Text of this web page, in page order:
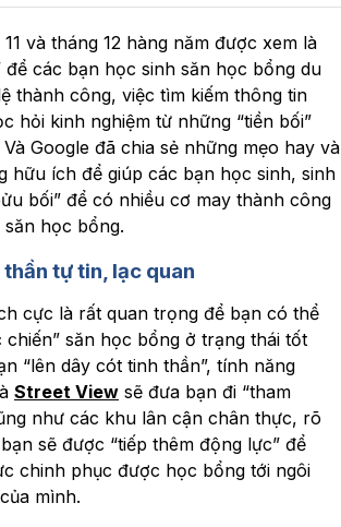
và tháng 12 hàng năm được xem là
để các bạn học sinh săn học bổng du
thành công, việc tìm kiếm thông tin
hỏi kinh nghiệm từ những “tiền bối”
Google đã chia sẻ những mẹo hay và
hữu ích để giúp các bạn học sinh, sinh
bối” để có nhiều cơ may thành công
học bổng.
tự tin, lạc quan
cực là rất quan trọng để bạn có thể
chiến” săn học bổng ở trạng thái tốt
“lên dây cót tinh thần”, tính năng
Street View sẽ đưa bạn đi “tham
như các khu lân cận chân thực, rõ
sẽ được “tiếp thêm động lực” để
chinh phục được học bổng tới ngôi
mình.